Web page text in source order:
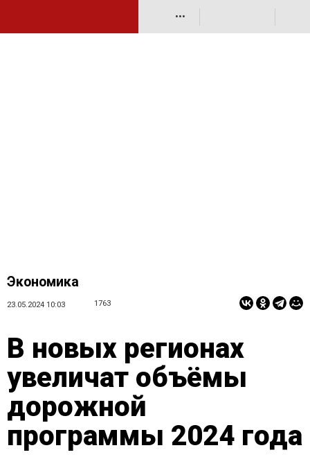
•••
Экономика
23.05.2024 10:03 1763
В новых регионах
увеличат объёмы
дорожной
программы 2024 года